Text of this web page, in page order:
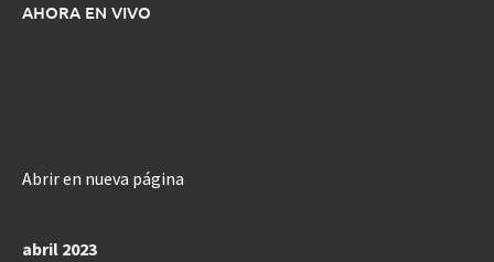
AHORA EN VIVO
Abrir en nueva página
abril 2023